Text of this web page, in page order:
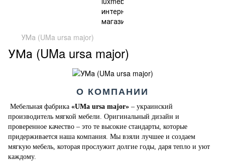
УМа (UMa ursa major)
УМа (UMa ursa major)
О КОМПАНИИ
Мебельная фабрика «UMа ursa major» – украинский
производитель мягкой мебели. Оригинальный дизайн и
проверенное качество – это те высокие стандарты, которые
придерживается наша компания. Мы взяли лучшее и создаем
мягкую мебель, которая прослужит долгие годы, даря тепло и уют
каждому.